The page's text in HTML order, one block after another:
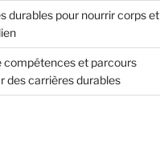
durables pour nourrir corps et
compétences et parcours
des carrières durables